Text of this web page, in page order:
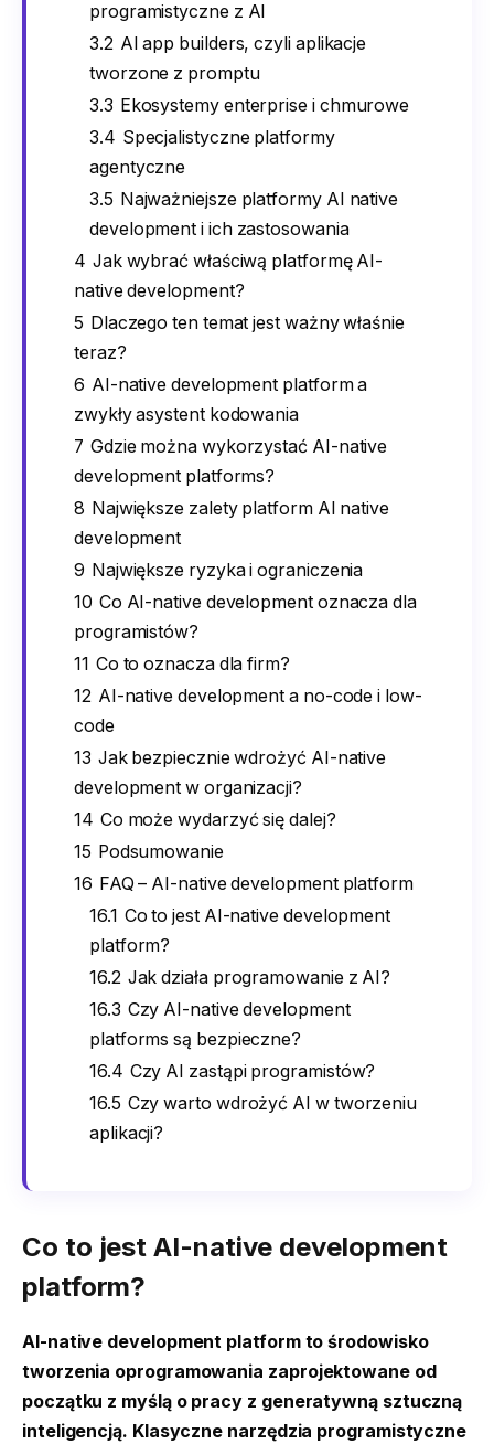
programistyczne z AI
3.2 AI app builders, czyli aplikacje
tworzone z promptu
3.3 Ekosystemy enterprise i chmurowe
3.4 Specjalistyczne platformy
agentyczne
3.5 Najważniejsze platformy AI native
development i ich zastosowania
4 Jak wybrać właściwą platformę AI-
native development?
5 Dlaczego ten temat jest ważny właśnie
teraz?
6 AI-native development platform a
zwykły asystent kodowania
7 Gdzie można wykorzystać AI-native
development platforms?
8 Największe zalety platform AI native
development
9 Największe ryzyka i ograniczenia
10 Co AI-native development oznacza dla
programistów?
11 Co to oznacza dla firm?
12 AI-native development a no-code i low-
code
13 Jak bezpiecznie wdrożyć AI-native
development w organizacji?
14 Co może wydarzyć się dalej?
15 Podsumowanie
16 FAQ – AI-native development platform
16.1 Co to jest AI-native development
platform?
16.2 Jak działa programowanie z AI?
16.3 Czy AI-native development
platforms są bezpieczne?
16.4 Czy AI zastąpi programistów?
16.5 Czy warto wdrożyć AI w tworzeniu
aplikacji?
Co to jest AI-native development
platform?
AI-native development platform to środowisko
tworzenia oprogramowania zaprojektowane od
początku z myślą o pracy z generatywną sztuczną
inteligencją. Klasyczne narzędzia programistyczne